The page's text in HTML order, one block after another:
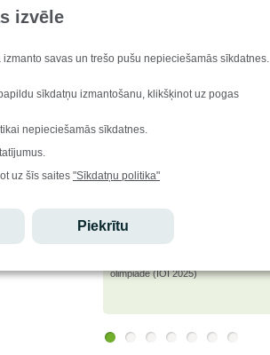
izvēle
savas un trešo pušu nepieciešamās sīkdatnes.
sīkdatņu izmantošanu, klikšķinot uz pogas
nepieciešamās sīkdatnes.
uz šīs saites "Sīkdatņu politika"
Piekrītu
Ieskaties!
Stundu saraksta izmaiņas
Ēdienkarte
Lepojamies!
Edgars Andersons
atzinību Baltijas informātikas
olimpiādē (IOI 2025)